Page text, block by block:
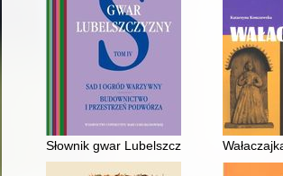
Słownik gwar Lubelszczyzny. T. 4,